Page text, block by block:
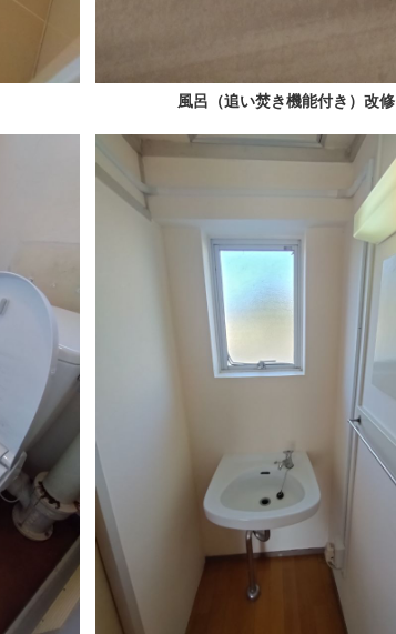
風呂（追い焚き機能付き）改修